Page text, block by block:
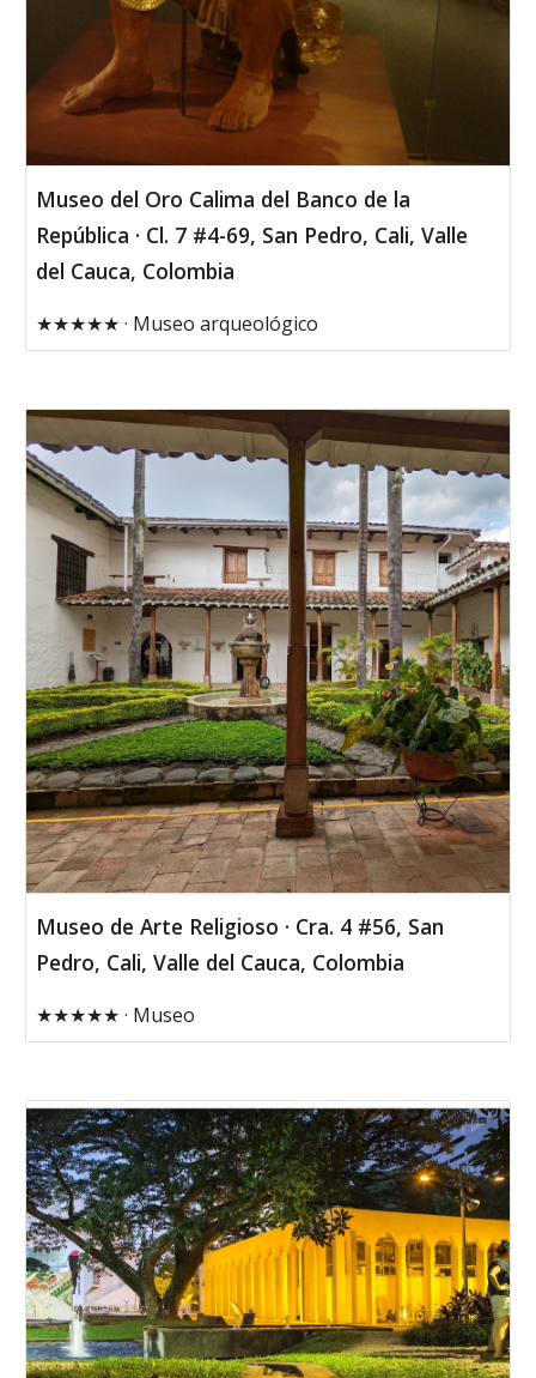
Museo del Oro Calima del Banco de la
República · Cl. 7 #4-69, San Pedro, Cali, Valle
del Cauca, Colombia
★★★★★ · Museo arqueológico
Museo de Arte Religioso · Cra. 4 #56, San
Pedro, Cali, Valle del Cauca, Colombia
★★★★★ · Museo